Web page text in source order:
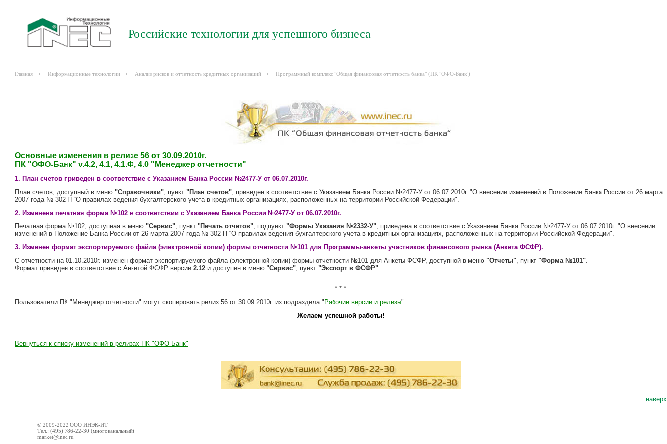
Российские технологии для успешного бизнеса
Главная Информационные технологии Анализ рисков и отчетность кредитных организаций Программный комплекс "Общая финансовая отчетность банка" (ПК "ОФО-Банк")
Основные изменения в релизе 56 от 30.09.2010г.
ПК "ОФО-Банк" v.4.2, 4.1, 4.1.Ф, 4.0 "Менеджер отчетности"
1. План счетов приведен в соответствие с Указанием Банка России №2477-У от 06.07.2010г.
План счетов, доступный в меню "Справочники", пункт "План счетов", приведен в соответствие с Указанием Банка России №2477-У от 06.07.2010г. "О внесении изменений в Положение Банка России от 26 марта
2007 года № 302-П “О правилах ведения бухгалтерского учета в кредитных организациях, расположенных на территории Российской Федерации".
2. Изменена печатная форма №102 в соответствии с Указанием Банка России №2477-У от 06.07.2010г.
Печатная форма №102, доступная в меню "Сервис", пункт "Печать отчетов", подпункт "Формы Указания №2332-У", приведена в соответствие с Указанием Банка России №2477-У от 06.07.2010г. "О внесении
изменений в Положение Банка России от 26 марта 2007 года № 302-П “О правилах ведения бухгалтерского учета в кредитных организациях, расположенных на территории Российской Федерации".
3. Изменен формат экспортируемого файла (электронной копии) формы отчетности №101 для Программы-анкеты участников финансового рынка (Анкета ФСФР).
С отчетности на 01.10.2010г. изменен формат экспортируемого файла (электронной копии) формы отчетности №101 для Анкеты ФСФР, доступной в меню "Отчеты", пункт "Форма №101".
Формат приведен в соответствие с Анкетой ФСФР версии 2.12 и доступен в меню "Сервис", пункт "Экспорт в ФСФР".
* * *
Пользователи П К "Менеджер отчетности" могут скопировать релиз 56 от 30.09.2010г. из подраздела " Рабочие версии и релизы".
Желаем успешной работы!
Вернуться к списку изменений в релизах ПК "ОФО-Банк"
наверх
© 2009-2022 ООО ИНЭК-ИТ
Тел.: (495) 786-22-30 (многоканальный)
market@inec.ru